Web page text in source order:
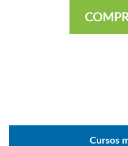
Cursos